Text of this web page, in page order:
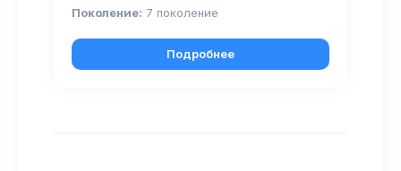
Поколение: 7 поколение
Подробнее